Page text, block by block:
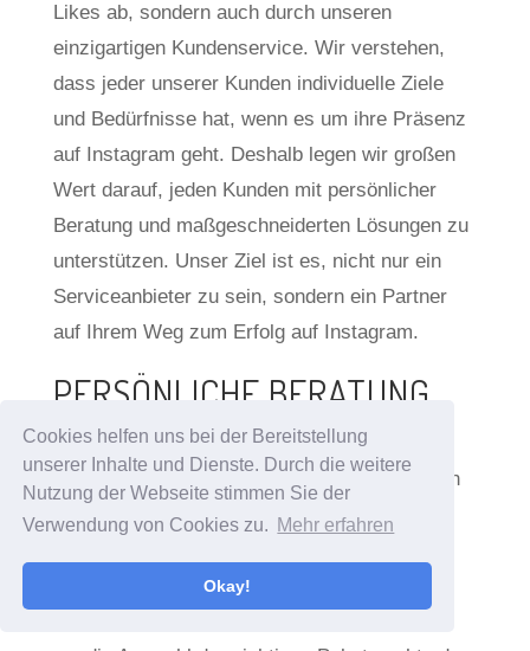
Cookies helfen uns bei der Bereitstellung
unserer Inhalte und Dienste. Durch die weitere
Nutzung der Webseite stimmen Sie der
Verwendung von Cookies zu. Mehr erfahren
Okay!
Likes ab, sondern auch durch unseren
einzigartigen Kundenservice. Wir verstehen,
dass jeder unserer Kunden individuelle Ziele
und Bedürfnisse hat, wenn es um ihre Präsenz
auf Instagram geht. Deshalb legen wir großen
Wert darauf, jeden Kunden mit persönlicher
Beratung und maßgeschneiderten Lösungen zu
unterstützen. Unser Ziel ist es, nicht nur ein
Serviceanbieter zu sein, sondern ein Partner
auf Ihrem Weg zum Erfolg auf Instagram.
PERSÖNLICHE BERATUNG
Von dem Moment an, in dem Sie sich für
unseren Service interessieren, steht Ihnen ein
Team aus erfahrenen Social Media-Experten
zu verstehen und bieten Ihnen eine auf Ihre